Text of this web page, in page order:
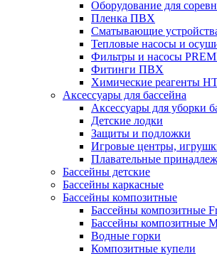
Оборудование для
Пленка ПВХ
Сматывающие
Тепловые насосы и
Фильтры и насосы
Фитинги ПВХ
Химические реагенты
Аксессуары для бассейна
Аксессуары для уборки
Детские лодки
Защиты и подложки
Игровые центры,
Плавательные
Бассейны детские
Бассейны каркасные
Бассейны композитные
Бассейны композитные
Бассейны композитные
Водные горки
Композитные купели